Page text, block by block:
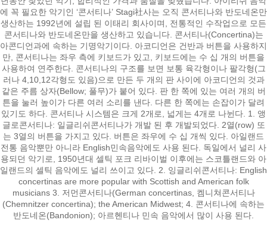
에 꼭 필요한 악기인 ‘콘서티나’ Stagi社사는 오직 콘서티나와 반도네온만
생산하는 1992년에 설립 된 이태리 회사이며, 전통적인 수작업으로 모든
콘서티나와 반도네온만을 생산하고 있습니다. 콘서티나(Concertina)는
아콘디언과에 속하는 기명악기이다. 아코디언은 건반과 버튼을 사용하지
만, 콘서티나는 좌우 측에 키보드가 있고, 키보드에는 수 십 개의 버튼을
사용하여 연주한다. 콘서티나의 구조를 보면 보통 육각형이나 팔각형(그
러나 4,10,12각형도 있음)으로 만든 두 개의 판 사이에 아코디언의 것과
같은 주름 상자(Bellow; 풀무)가 붙어 있다. 판 한 쪽에 있는 여러 개의 버
튼을 눌러 높이가 다른 여러 소리를 낸다. 다른 한 쪽에는 손잡이가 달려
있기도 하다. 콘서티나 시스템은 크게 2개로, 넓게는 4개로 나뉜다. 1. 앵
글로콘서티나: 일글리쉬콘서티나가 개발 된 후 개발되었다. 2열(row) 또
는 3열의 버튼을 가지고 있다. 버튼은 좌우에 수 십 개씩 있다. 아일랜드
전통 음악뿐만 아니라 English민속음악에도 사용 된다. 독일에서 널리 사
용되던 악기로, 1950년대 셀틱 포크 리바이벌 이후에는 스코틀랜드와 아
일랜드의 셀틱 음악에도 널리 쓰이고 있다. 2. 잉글리쉬콘서티나: English
concertinas are more popular with Scottish and American folk
musicians 3. 저먼콘서티나(German concertinas, 켐니쳐콘서티나
(Chemnitzer concertina); the American Midwest; 4. 콘서티나에 속하는
반도네온(Bandonion); 아르헨티나 민속 음악에서 많이 사용 된다.